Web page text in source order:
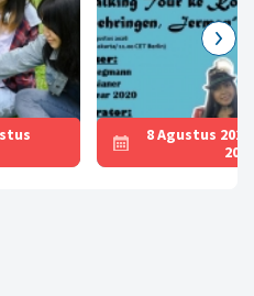
8 Agustus
2026